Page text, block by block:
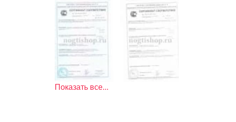
Показать все...